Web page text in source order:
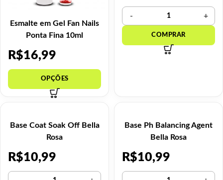
Esmalte em Gel Fan Nails
Ponta Fina 10ml
R$16,99
Base Coat Soak Off Bella
Rosa
R$10,99
Base Ph Balancing Agent
Bella Rosa
R$10,99